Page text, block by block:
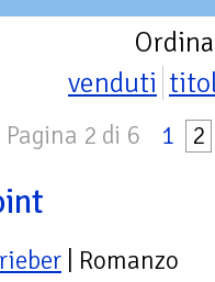
venduti
Pagina 2 di 6 1 2
| Romanzo